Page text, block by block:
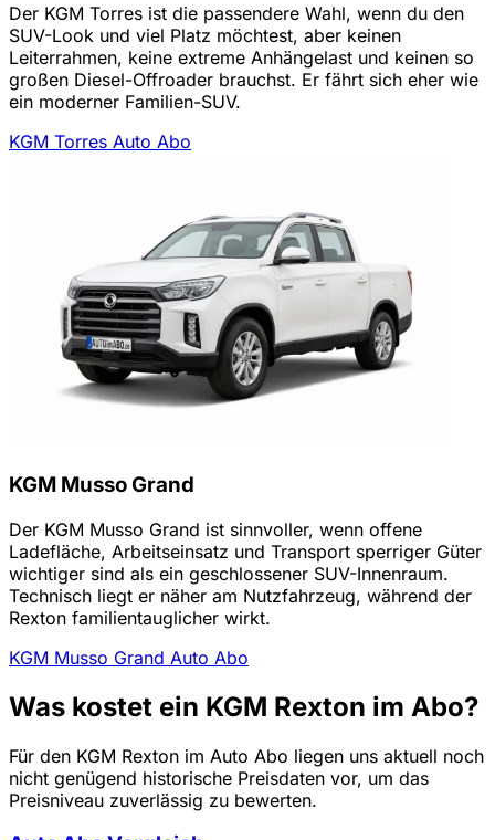
Der KGM Torres ist die passendere Wahl, wenn du den
SUV-Look und viel Platz möchtest, aber keinen
Leiterrahmen, keine extreme Anhängelast und keinen so
großen Diesel-Offroader brauchst. Er fährt sich eher wie
ein moderner Familien-SUV.
KGM Torres Auto Abo
KGM Musso Grand
Der KGM Musso Grand ist sinnvoller, wenn offene
Ladefläche, Arbeitseinsatz und Transport sperriger Güter
wichtiger sind als ein geschlossener SUV-Innenraum.
Technisch liegt er näher am Nutzfahrzeug, während der
Rexton familientauglicher wirkt.
KGM Musso Grand Auto Abo
Was kostet ein KGM Rexton im Abo?
Für den KGM Rexton im Auto Abo liegen uns aktuell noch
nicht genügend historische Preisdaten vor, um das
Preisniveau zuverlässig zu bewerten.